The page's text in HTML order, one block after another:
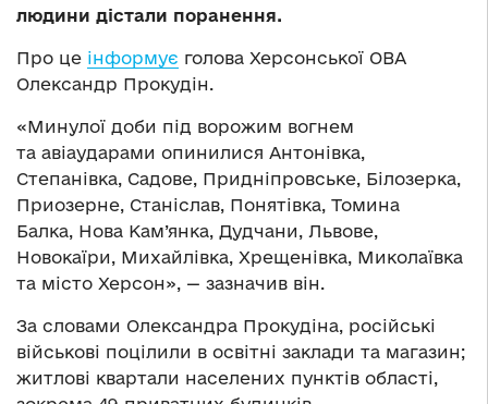
людини дістали поранення.
Про це інформує голова Херсонської ОВА
Олександр Прокудін.
«Минулої доби під ворожим вогнем
та авіаударами опинилися Антонівка,
Степанівка, Садове, Придніпровське, Білозерка,
Приозерне, Станіслав, Понятівка, Томина
Балка, Нова Кам’янка, Дудчани, Львове,
Новокаїри, Михайлівка, Хрещенівка, Миколаївка
та місто Херсон», — зазначив він.
За словами Олександра Прокудіна, російські
військові поцілили в освітні заклади та магазин;
житлові квартали населених пунктів області,